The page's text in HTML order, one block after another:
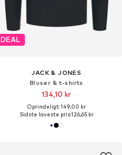
DEAL
JACK & JONES
Bluser & t-shirts
134,10 kr
Oprindeligt: 149,00 kr
Sidste laveste pris:126,65 kr